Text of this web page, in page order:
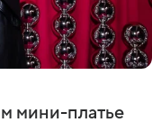
мини-платье